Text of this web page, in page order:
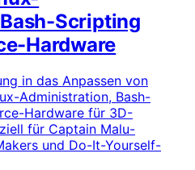
Scripting
Hardware
in das Anpassen von
Administration, Bash-
Hardware für 3D-
für Captain Malu-
und Do-It-Yourself-